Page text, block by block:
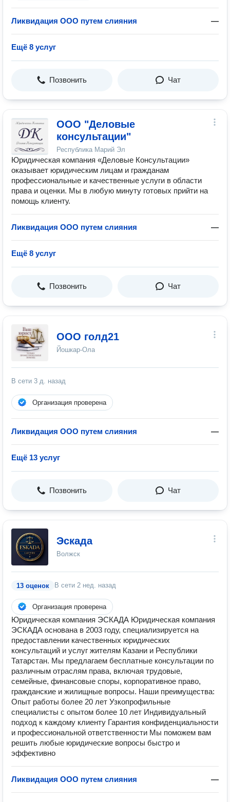
Ликвидация ООО путем слияния —
Ещё 8 услуг
Позвонить Чат
ООО "Деловые
консультации"
Республика Марий Эл
Юридическая компания «Деловые Консультации»
оказывает юридическим лицам и гражданам
профессиональные и качественные услуги в области
права и оценки. Мы в любую минуту готовых прийти на
помощь клиенту.
Ликвидация ООО путем слияния —
Ещё 8 услуг
Позвонить Чат
ООО голд21
Йошкар-Ола
В сети 3 д. назад
Организация проверена
Ликвидация ООО путем слияния —
Ещё 13 услуг
Позвонить Чат
Эскада
Волжск
13 оценок В сети 2 нед. назад
Организация проверена
Юридическая компания ЭСКАДА Юридическая компания
ЭСКАДА основана в 2003 году, специализируется на
предоставлении качественных юридических
консультаций и услуг жителям Казани и Республики
Татарстан. Мы предлагаем бесплатные консультации по
различным отраслям права, включая трудовые,
семейные, финансовые споры, корпоративное право,
гражданские и жилищные вопросы. Наши преимущества:
Опыт работы более 20 лет Узкопрофильные
специалисты с опытом более 10 лет Индивидуальный
подход к каждому клиенту Гарантия конфиденциальности
и профессиональной ответственности Мы поможем вам
решить любые юридические вопросы быстро и
эффективно
Ликвидация ООО путем слияния —